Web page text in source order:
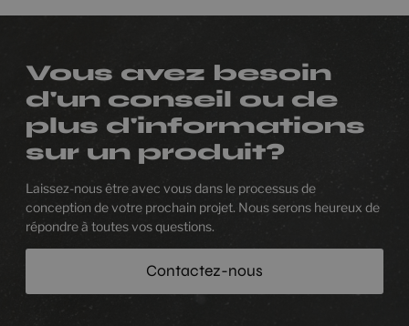
Vous avez besoin
d'un conseil ou de
plus d'informations
sur un produit?
Laissez-nous être avec vous dans le processus de
conception de votre prochain projet. Nous serons heureux de
répondre à toutes vos questions.
Contactez-nous